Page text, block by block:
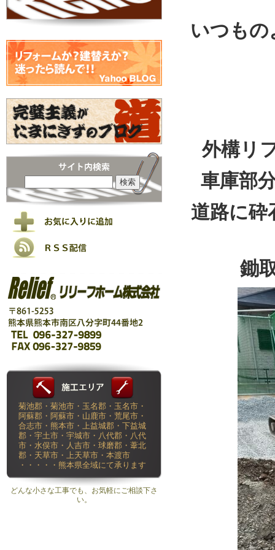
いつもの
外構リ
車庫部
道路に砕
鋤
菊池郡・菊池市・玉名郡・玉名市・
阿蘇郡・阿蘇市・山鹿市・荒尾市・
合志市・熊本市・上益城郡・下益城
郡・宇土市・宇城市・八代郡・八代
市・水俣市・人吉市・球磨郡・葦北
郡・天草市・上天草市・本渡市
・・・・・熊本県全域にて承ります
どんな小さな工事でも、お気軽にご相談下さ
い。